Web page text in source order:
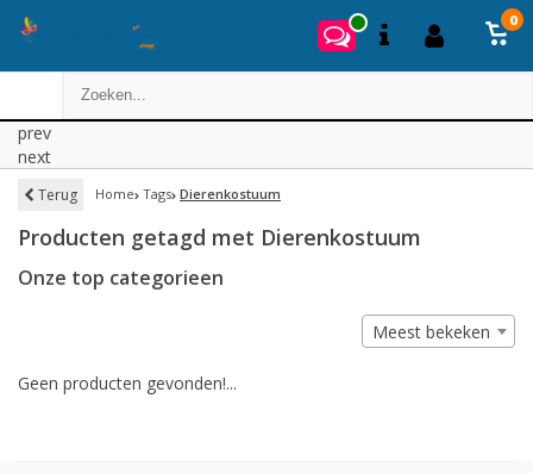
0
prev
next
Terug Home Tags Dierenkostuum
Producten getagd met Dierenkostuum
Onze top categorieen
Meest bekeken
Geen producten gevonden!...